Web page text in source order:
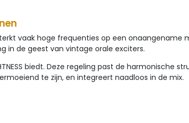
vaak hoge frequenties op een onaangename
in de geest van vintage orale exciters.
biedt. Deze regeling past de harmonische
te zijn, en integreert naadloos in de mix.